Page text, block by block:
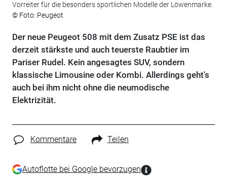
Vorreiter für die besonders sportlichen Modelle der Löwenmarke.
© Foto: Peugeot
Der neue Peugeot 508 mit dem Zusatz PSE ist das
derzeit stärkste und auch teuerste Raubtier im
Pariser Rudel. Kein angesagtes SUV, sondern
klassische Limousine oder Kombi. Allerdings geht's
auch bei ihm nicht ohne die neumodische
Elektrizität.
Kommentare Teilen
Autoflotte bei Google bevorzugen